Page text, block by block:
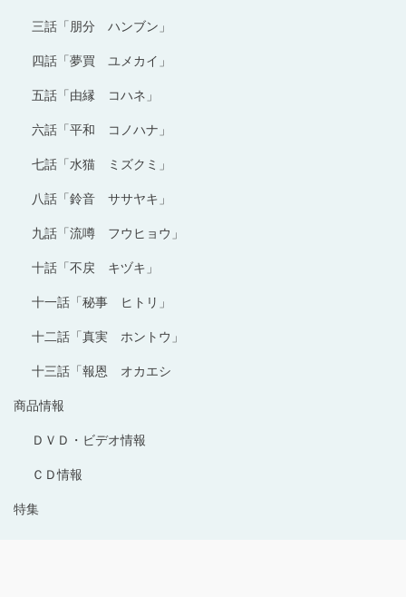
三話「朋分 ハンブン」
四話「夢買 ユメカイ」
五話「由縁 コハネ」
六話「平和 コノハナ」
七話「水猫 ミズクミ」
八話「鈴音 ササヤキ」
九話「流噂 フウヒョウ」
十話「不戻 キヅキ」
十一話「秘事 ヒトリ」
十二話「真実 ホントウ」
十三話「報恩 オカエシ
商品情報
ＤＶＤ・ビデオ情報
ＣＤ情報
特集